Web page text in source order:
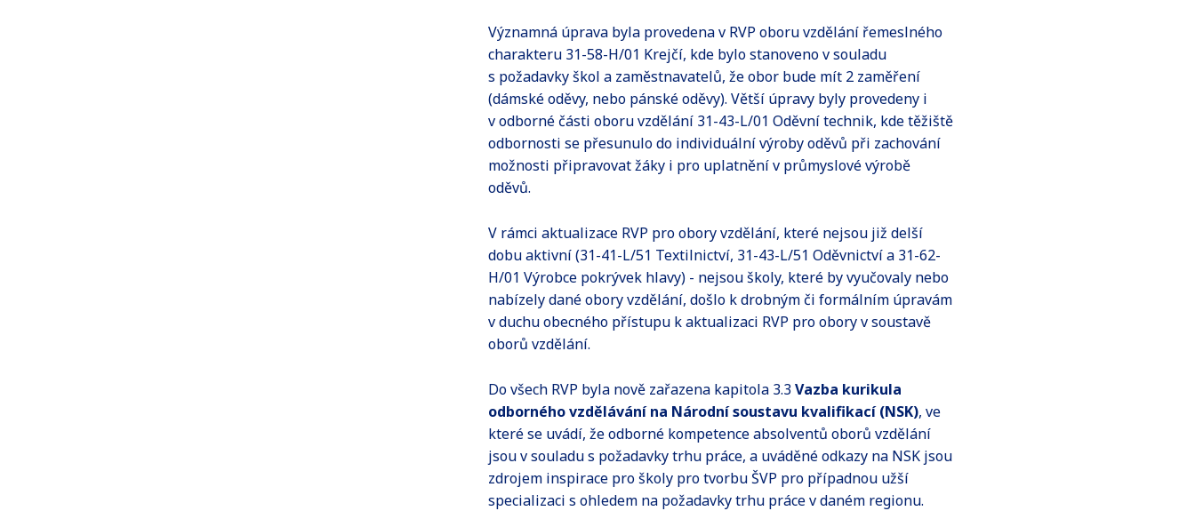
Významná úprava byla provedena v RVP oboru vzdělání řemeslného
charakteru 31-58-H/01 Krejčí, kde bylo stanoveno v souladu
s požadavky škol a zaměstnavatelů, že obor bude mít 2 zaměření
(dámské oděvy, nebo pánské oděvy). Větší úpravy byly provedeny i
v odborné části oboru vzdělání 31-43-L/01 Oděvní technik, kde těžiště
odbornosti se přesunulo do individuální výroby oděvů při zachování
možnosti připravovat žáky i pro uplatnění v průmyslové výrobě
oděvů.
V rámci aktualizace RVP pro obory vzdělání, které nejsou již delší
dobu aktivní (31-41-L/51 Textilnictví, 31-43-L/51 Oděvnictví a 31-62-
H/01 Výrobce pokrývek hlavy) - nejsou školy, které by vyučovaly nebo
nabízely dané obory vzdělání, došlo k drobným či formálním úpravám
v duchu obecného přístupu k aktualizaci RVP pro obory v soustavě
oborů vzdělání.
Do všech RVP byla nově zařazena kapitola 3.3Vazba kurikula
odborného vzdělávání na Národní soustavu kvalifikací (NSK), ve
které se uvádí, že odborné kompetence absolventů oborů vzdělání
jsou v souladu s požadavky trhu práce, a uváděné odkazy na NSK jsou
zdrojem inspirace pro školy pro tvorbu ŠVP pro případnou užší
specializaci s ohledem na požadavky trhu práce v daném regionu.